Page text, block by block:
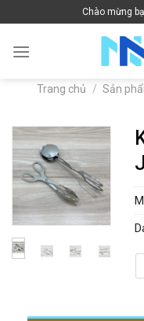
to
content
Chào mừng
Trang chủ / Sản